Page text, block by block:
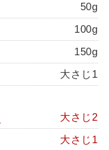
50g
100g
150g
大さじ1
大さじ2
大さじ1